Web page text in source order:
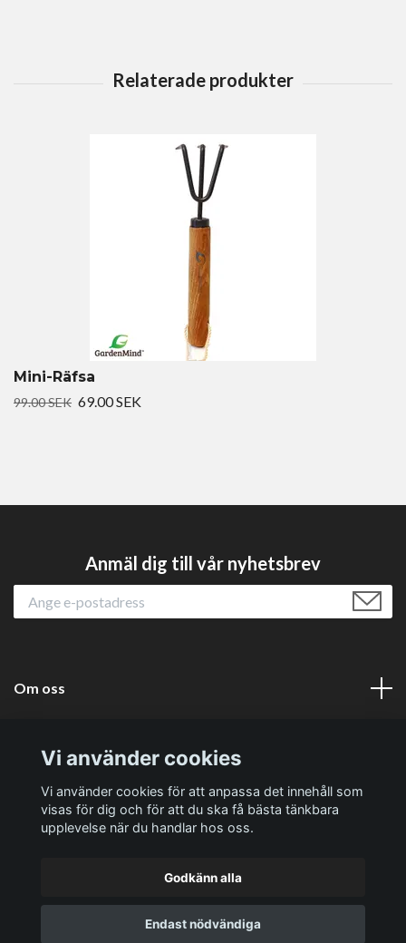
Mini-Räfsa
99.00 SEK 69.00 SEK
Anmäl dig till vår nyhetsbrev
Om oss
Sociala medier
© 2026 Västernäs Handelsträdgård AB
Vi använder cookies
Vi använder cookies för att anpassa det innehåll som
visas för dig och för att du ska få bästa tänkbara
upplevelse när du handlar hos oss.
Godkänn alla
Endast nödvändiga